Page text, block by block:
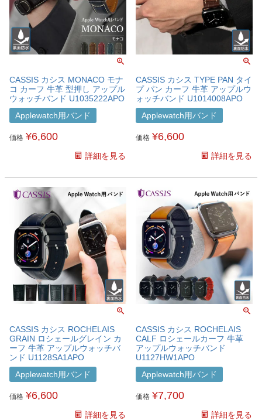
CASSIS カシス MONACO モナ
コ カーフ 牛革 型押し アップル
ウォッチバンド U1035222APO
Applewatch用バンド
価格 ¥6,600
詳細を見る
CASSIS カシス TYPE PAN タイ
プ パン カーフ 牛革 アップルウ
ォッチバンド U1014008APO
Applewatch用バンド
価格 ¥6,600
詳細を見る
CASSIS カシス ROCHELAIS
GRAIN ロシェールグレイン カ
ーフ 牛革 アップルウォッチバ
ンド U1128SA1APO
Applewatch用バンド
価格 ¥6,600
詳細を見る
CASSIS カシス ROCHELAIS
CALF ロシェールカーフ 牛革
アップルウォッチバンド
U1127HW1APO
Applewatch用バンド
価格 ¥7,700
詳細を見る